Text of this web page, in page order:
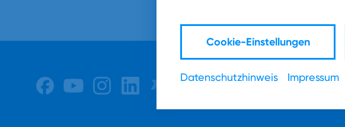
Cookie-Einstellungen
Datenschutzhinweis Impressum